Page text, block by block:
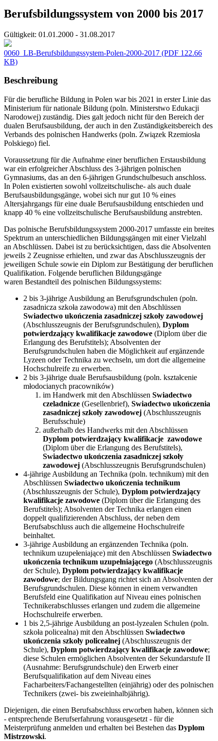
Berufsbildungssystem von 2000 bis 2017
Gültigkeit: 01.01.2000 - 31.08.2017
0060_LB-Berufsbildungssystem-Polen-2000-2017 (PDF 122.66
KB)
Beschreibung
Für die berufliche Bildung in Polen war bis 2021 in erster Linie das
Ministerium für nationale Bildung (poln. Ministerstwo Edukacji
Narodowej) zuständig. Dies galt jedoch nicht für den Bereich der
dualen Berufsausbildung, der auch in den Zuständigkeitsbereich des
Verbands des polnischen Handwerks (poln. Związek Rzemiosła
Polskiego) fiel.
Voraussetzung für die Aufnahme einer beruflichen Erstausbildung
war ein erfolgreicher Abschluss des 3-jährigen polnischen
Gymnasiums, das an den 6-jährigen Grundschulbesuch anschloss.
In Polen existierten sowohl vollzeitschulische- als auch duale
Berufsausbildungsgänge, wobei sich nur gut 10 % eines
Altersjahrgangs für eine duale Berufsausbildung entschieden und
knapp 40 % eine vollzeitschulische Berufsausbildung anstrebten.
Das polnische Berufsbildungssystem 2000-2017 umfasste ein breites
Spektrum an unterschiedlichen Bildungsgängen mit einer Vielzahl
an Abschlüssen. Dabei ist zu berücksichtigen, dass die Absolventen
jeweils 2 Zeugnisse erhielten, und zwar das Abschlusszeugnis der
jeweiligen Schule sowie ein Diplom zur Bestätigung der beruflichen
Qualifikation. Folgende beruflichen Bildungsgänge
waren Bestandteil des polnischen Bildungssystems:
2 bis 3-jährige Ausbildung an Berufsgrundschulen (poln.
zasadnicza szkoła zawodowa) mit den Abschlüssen
Swiadectwo ukończenia zasadniczej szkoły zawodowej
(Abschlusszeugnis der Berufsgrundschulen), Dyplom
potwierdzający kwalifikacje zawodowe (Diplom über die
Erlangung des Berufstitels); Absolventen der
Berufsgrundschulen haben die Möglichkeit auf ergänzende
Lyzeen oder Technika zu wechseln, um dort die allgemeine
Hochschulreife zu erwerben.
2 bis 3-jährige duale Berufsausbildung (poln. kształcenie
młodocianych pracowników)
im Handwerk mit den Abschlüssen Swiadectwo
czeladnicze (Gesellenbrief), Swiadectwo ukończenia
zasadniczej szkoły zawodowej (Abschlusszeugnis
Berufsschule)
außerhalb des Handwerks mit den Abschlüssen
Dyplom potwierdzający kwalifikacje zawodowe
(Diplom über die Erlangung des Berufstitels),
Swiadectwo ukończenia zasadniczej szkoły
zawodowej (Abschlusszeugnis Berufsgrundschulen)
4-jährige Ausbildung an Technika (poln. technikum) mit den
Abschlüssen Swiadectwo ukończenia technikum
(Abschlusszeugnis der Schule), Dyplom potwierdzający
kwalifikacje zawodowe (Diplom über die Erlangung des
Berufstitels); Absolventen der Technika erlangen einen
doppelt qualifizierenden Abschluss, der neben dem
Berufsabschluss auch die allgemeine Hochschulreife
beinhaltet.
3-jährige Ausbildung an ergänzenden Technika (poln.
technikum uzupełeniające) mit den Abschlüssen Swiadectwo
ukończenia technikum uzupełniającego (Abschlusszeugnis
der Schule), Dyplom potwierdzający kwalifikacje
zawodowe; der Bildungsgang richtet sich an Absolventen der
Berufsgrundschulen. Diese können in einem verwandten
Berufsfeld eine Qualifikation auf Niveau eines polnischen
Technikerabschlusses erlangen und zudem die allgemeine
Hochschulreife erwerben.
1 bis 2,5-jährige Ausbildung an post-lyzealen Schulen (poln.
szkoła policealna) mit den Abschlüssen Swiadectwo
ukończenia szkoły policealnej (Abschlusszeugnis der
Schule), Dyplom potwierdzający kwalifikacje zawodowe;
diese Schulen ermöglichen Absolventen der Sekundarstufe II
(Ausnahme: Berufsgrundschule) den Erwerb einer
Berufsqualifikation auf dem Niveau eines
Facharbeiters/Fachangestellten (einjährig) oder des polnischen
Technikers (zwei- bis zweieinhalbjährig).
Diejenigen, die einen Berufsabschluss erworben haben, können sich
- entsprechende Berufserfahrung vorausgesetzt - für die
Meisterprüfung anmelden und erhalten bei Bestehen das Dyplom
Mistrzowski.